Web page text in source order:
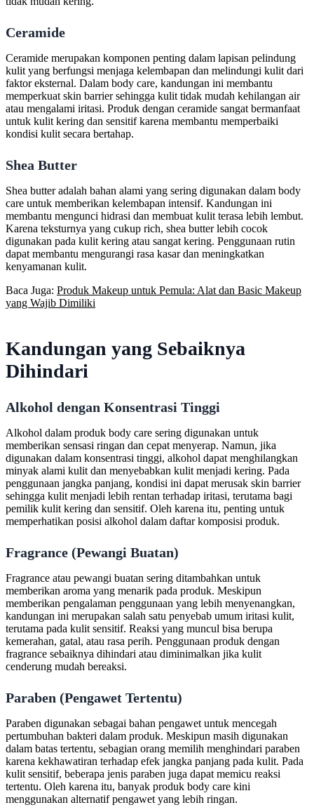
Ceramide
Ceramide merupakan komponen penting dalam lapisan pelindung
kulit yang berfungsi menjaga kelembapan dan melindungi kulit dari
faktor eksternal. Dalam body care, kandungan ini membantu
memperkuat skin barrier sehingga kulit tidak mudah kehilangan air
atau mengalami iritasi. Produk dengan ceramide sangat bermanfaat
untuk kulit kering dan sensitif karena membantu memperbaiki
kondisi kulit secara bertahap.
Shea Butter
Shea butter adalah bahan alami yang sering digunakan dalam body
care untuk memberikan kelembapan intensif. Kandungan ini
membantu mengunci hidrasi dan membuat kulit terasa lebih lembut.
Karena teksturnya yang cukup rich, shea butter lebih cocok
digunakan pada kulit kering atau sangat kering. Penggunaan rutin
dapat membantu mengurangi rasa kasar dan meningkatkan
kenyamanan kulit.
Baca Juga: Produk Makeup untuk Pemula: Alat dan Basic Makeup
yang Wajib Dimiliki
Kandungan yang Sebaiknya
Dihindari
Alkohol dengan Konsentrasi Tinggi
Alkohol dalam produk body care sering digunakan untuk
memberikan sensasi ringan dan cepat menyerap. Namun, jika
digunakan dalam konsentrasi tinggi, alkohol dapat menghilangkan
minyak alami kulit dan menyebabkan kulit menjadi kering. Pada
penggunaan jangka panjang, kondisi ini dapat merusak skin barrier
sehingga kulit menjadi lebih rentan terhadap iritasi, terutama bagi
pemilik kulit kering dan sensitif. Oleh karena itu, penting untuk
memperhatikan posisi alkohol dalam daftar komposisi produk.
Fragrance (Pewangi Buatan)
Fragrance atau pewangi buatan sering ditambahkan untuk
memberikan aroma yang menarik pada produk. Meskipun
memberikan pengalaman penggunaan yang lebih menyenangkan,
kandungan ini merupakan salah satu penyebab umum iritasi kulit,
terutama pada kulit sensitif. Reaksi yang muncul bisa berupa
kemerahan, gatal, atau rasa perih. Penggunaan produk dengan
fragrance sebaiknya dihindari atau diminimalkan jika kulit
cenderung mudah bereaksi.
Paraben (Pengawet Tertentu)
Paraben digunakan sebagai bahan pengawet untuk mencegah
pertumbuhan bakteri dalam produk. Meskipun masih digunakan
dalam batas tertentu, sebagian orang memilih menghindari paraben
karena kekhawatiran terhadap efek jangka panjang pada kulit. Pada
kulit sensitif, beberapa jenis paraben juga dapat memicu reaksi
tertentu. Oleh karena itu, banyak produk body care kini
menggunakan alternatif pengawet yang lebih ringan.